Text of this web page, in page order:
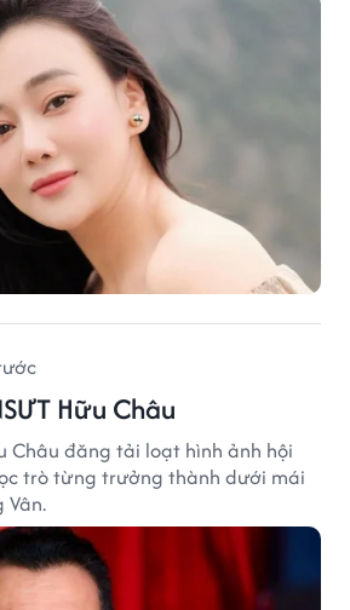
Hữu Châu
Châu đăng tải loạt hình ảnh hội
trò từng trưởng thành dưới mái
Vân.